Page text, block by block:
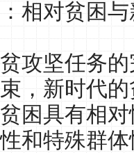
相对贫困
攻坚任务
，新时代
困具有相
和特殊群